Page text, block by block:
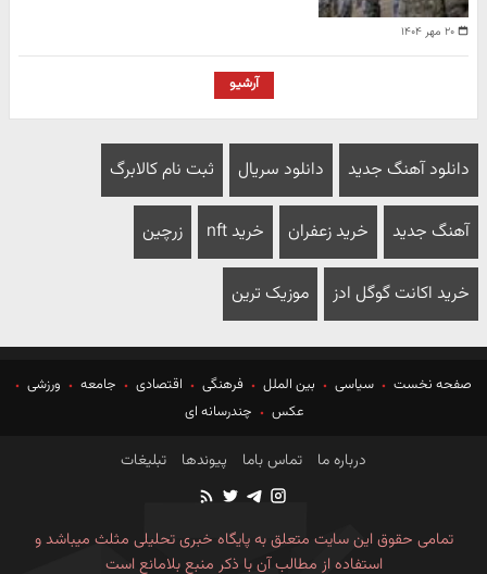
۲۰ مهر ۱۴۰۴
آرشیو
دانلود آهنگ جدید دانلود سریال ثبت نام کالابرگ
آهنگ جدید خرید زعفران خرید nft زرچین
خرید اکانت گوگل ادز موزیک ترین
صفحه نخست سیاسی بین الملل فرهنگی اقتصادی جامعه
ورزشی
عکس
چندرسانه ای
درباره ما تماس باما پیوندها تبلیغات
تمامی حقوق این سایت متعلق به پایگاه خبری تحلیلی مثلث میباشد و
استفاده از مطالب آن با ذکر منبع بلامانع است